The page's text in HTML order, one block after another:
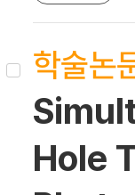
학술논
Hole